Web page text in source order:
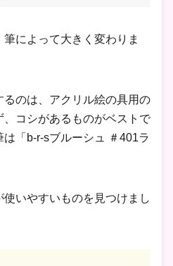
によって大きく変わりま
のは、アクリル絵の具用の
コシがあるものがベストで
「b-r-sブルーシュ ＃401ラ
いやすいものを見つけまし